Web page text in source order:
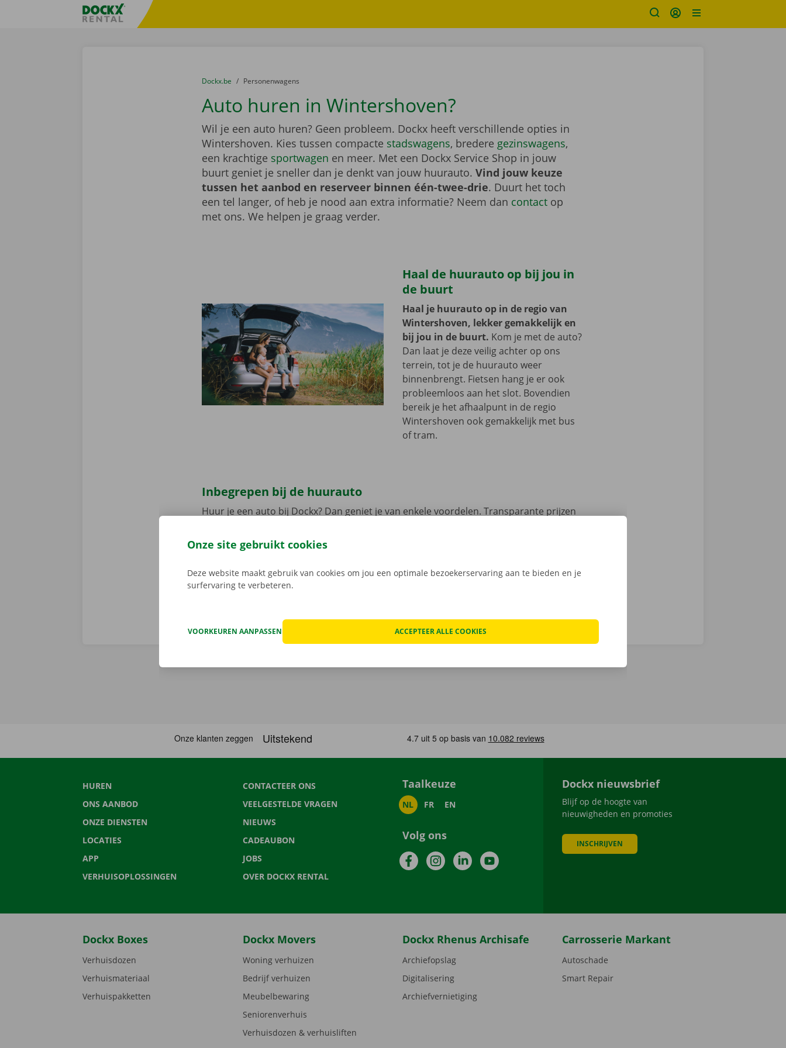
Taalselectie overslaanFratello DEMO
U bevindt zich hier:
van
Dockx.be naar
Personenwagens
Auto huren in Wintershoven?
Wil je een auto huren? Geen probleem. Dockx heeft verschillende opties in
Wintershoven. Kies tussen compacte stadswagens, bredere gezinswagens,
een krachtige sportwagen en meer. Met een Dockx Service Shop in jouw
buurt geniet je sneller dan je denkt van jouw huurauto. Vind jouw keuze
tussen het aanbod en reserveer binnen één-twee-drie. Duurt het toch
een tel langer, of heb je nood aan extra informatie? Neem dan contactop
met ons. We helpen je graag verder.
Haal de huurauto op bij jou in
de buurt
Haal je huurauto op in de regio van
Wintershoven, lekker gemakkelijk en
bij jou in de buurt. Kom je met de auto?
Dan laat je deze veilig achter op ons
terrein, tot je de huurauto weer
binnenbrengt. Fietsen hang je er ook
probleemloos aan het slot. Bovendien
bereik je het afhaalpunt in de regio
Wintershoven ook gemakkelijk met bus
of tram.
Inbegrepen bij de huurauto
Huur je een auto bij Dockx? Dan geniet je van enkele voordelen. Transparante prijzen
assistentie en pechverhelping binnen heel Europa indien je huurwagen een technische
fout heeft.
HUREN
ONS AANBOD
ONZE DIENSTEN
LOCATIES
APP
VERHUISOPLOSSINGEN
CONTACTEER ONS
VEELGESTELDE VRAGEN
NIEUWS
CADEAUBON
JOBS
OVER DOCKX RENTAL
Taalkeuze
NL FR EN
Volg ons
FacebookInstagramLinkedInYouTube
Dockx nieuwsbrief
Blijf op de hoogte van
nieuwigheden en promoties
INSCHRIJVEN
Dockx Boxes
Verhuisdozen
Verhuismateriaal
Verhuispakketten
Dockx Movers
Woning verhuizen
Bedrijf verhuizen
Meubelbewaring
Seniorenverhuis
Verhuisdozen & verhuisliften
Dockx Rhenus Archisafe
Archiefopslag
Digitalisering
Archiefvernietiging
Carrosserie Markant
Autoschade
Smart Repair
Onze site gebruikt cookies
Deze website maakt gebruik van cookies om jou een optimale bezoekerservaring aan te bieden en je
surfervaring te verbeteren.
VOORKEUREN AANPASSEN ACCEPTEER ALLE COOKIES